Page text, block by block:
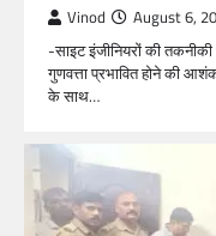
Vinod August 6,
-साइट इंजीनियरों की
गुणवत्ता प्रभावित होने की
के साथ…